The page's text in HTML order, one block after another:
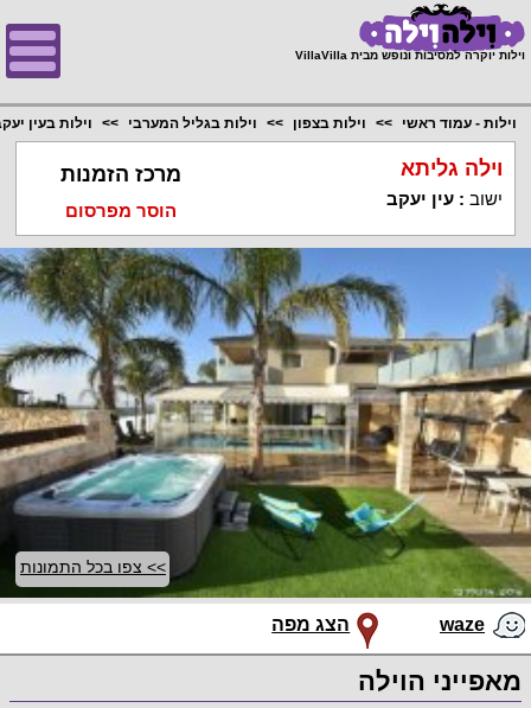
וילות יוקרה למסיבות ונופש מבית VillaVilla
וילות - עמוד ראשי וילות בצפון וילות בגליל המערבי וילות בעין
וילה גליתא
ישוב :עין יעקב
מרכז הזמנות
הוסר מפרסום
>> צפו בכל התמונות
waze הצג מפה
מאפייני הוילה